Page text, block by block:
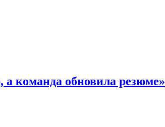
команда обновила резюме»